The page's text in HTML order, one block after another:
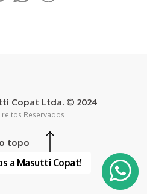
Copat Ltda. © 2024
Reservados
topo
a Masutti Copat!